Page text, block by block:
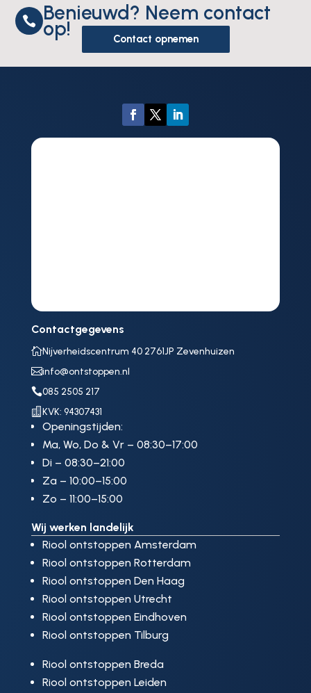
 Benieuwd? Neem contact
op! Contact opnemen
Contactgegevens
Nijverheidscentrum 40 2761JP Zevenhuizen
info@ontstoppen.nl
085 2505 217
 KVK: 94307431
Openingstijden:
Ma, Wo, Do & Vr – 08:30–17:00
Di – 08:30–21:00
Za – 10:00–15:00
Zo – 11:00–15:00
Wij werken landelijk
Riool ontstoppen Amsterdam
Riool ontstoppen Rotterdam
Riool ontstoppen Den Haag
Riool ontstoppen Utrecht
Riool ontstoppen Eindhoven
Riool ontstoppen Tilburg
Riool ontstoppen Breda
Riool ontstoppen Leiden